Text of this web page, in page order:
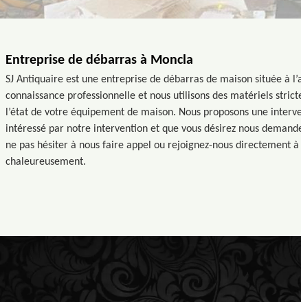
Entreprise de débarras à Moncla
SJ Antiquaire est une entreprise de débarras de maison située à
connaissance professionnelle et nous utilisons des matériels
l’état de votre équipement de maison. Nous proposons une
intéressé par notre intervention et que vous désirez nous
ne pas hésiter à nous faire appel ou rejoignez-nous directement
chaleureusement.